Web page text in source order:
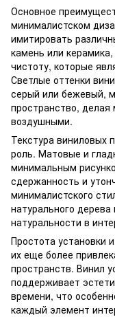
Основное
минималистском
имитировать
камень или
чистоту, которые
Светлые оттенки
серый или бежевый,
пространство,
воздушными.
Текстура виниловых
роль. Матовые и
минимальным
сдержанность и
минималистского
натурального
натуральности в
Простота установки
их еще более
пространств. Винил
поддерживает
времени, что
каждый элемент